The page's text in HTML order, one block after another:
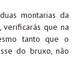
montarias da
verificarás que na
tanto que o
do bruxo, não